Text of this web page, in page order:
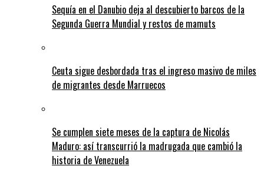
Sequía en el Danubio deja al descubierto barcos de la
Segunda Guerra Mundial y restos de mamuts
Ceuta sigue desbordada tras el ingreso masivo de miles
de migrantes desde Marruecos
Se cumplen siete meses de la captura de Nicolás
Maduro: así transcurrió la madrugada que cambió la
historia de Venezuela